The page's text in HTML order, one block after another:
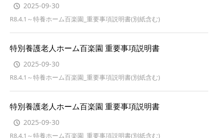
2025-09-30
R8.4.1～特養ホーム百楽園_重要事項説明書(別紙含む)
特別養護老人ホーム百楽園 重要事項説明書
2025-09-30
R8.4.1～特養ホーム百楽園_重要事項説明書(別紙含む)
特別養護老人ホーム百楽園 重要事項説明書
2025-09-30
R8.4.1～特養ホーム百楽園_重要事項説明書(別紙含む)